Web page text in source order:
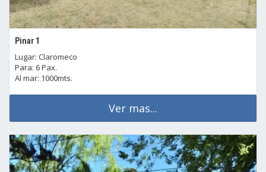
Pinar 1
Lugar: Claromeco
Para: 6 Pax.
Al mar: 1000mts.
Ver mas...